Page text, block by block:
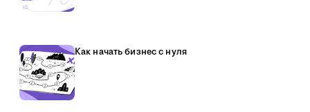
Как начать бизнес с нуля